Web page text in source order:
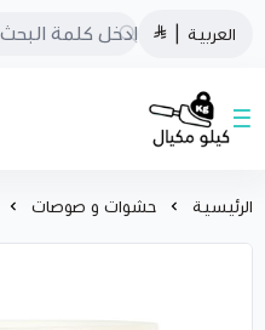
العربية
كيلو مكيال
الرئيسية حشوات و صوصات